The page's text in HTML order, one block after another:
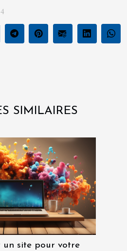
SIMILAIRES
un site pour votre